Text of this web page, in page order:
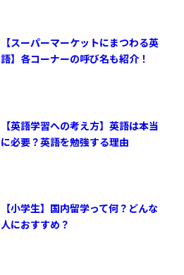
【スーパーマーケットにまつわる英
語】各コーナーの呼び名も紹介！
【英語学習への考え方】英語は本当
に必要？英語を勉強する理由
【小学生】国内留学って何？どんな
人におすすめ？